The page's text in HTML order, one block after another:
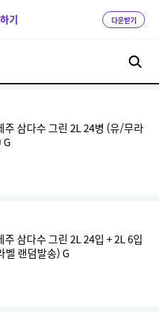
기 다운받기
주 삼다수 그린 2L 24병 (유/무라
G
그린 2L 24입 + 2L 6입
벨 랜덤발송) G